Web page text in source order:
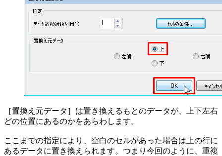
［置換え元データ］は置き換えるもとのデータが、上下左右
どの位置にあるのかをあらわします。
ここまでの指定により、空白のセルがあった場合は上の行に
あるデータに置き換えられます。つまり今回のように、重複